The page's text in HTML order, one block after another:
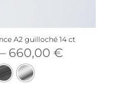
A2 guilloché 14 ct
– 660,00€